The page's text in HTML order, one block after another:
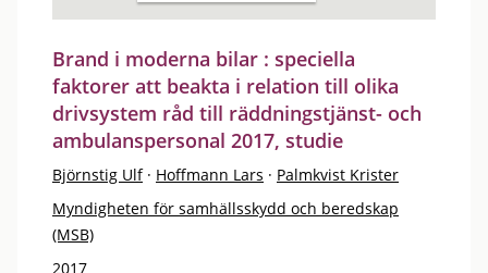
Brand i moderna bilar : speciella
faktorer att beakta i relation till olika
drivsystem råd till räddningstjänst- och
ambulanspersonal 2017, studie
Björnstig Ulf · Hoffmann Lars · Palmkvist Krister
Myndigheten för samhällsskydd och beredskap
(MSB)
2017